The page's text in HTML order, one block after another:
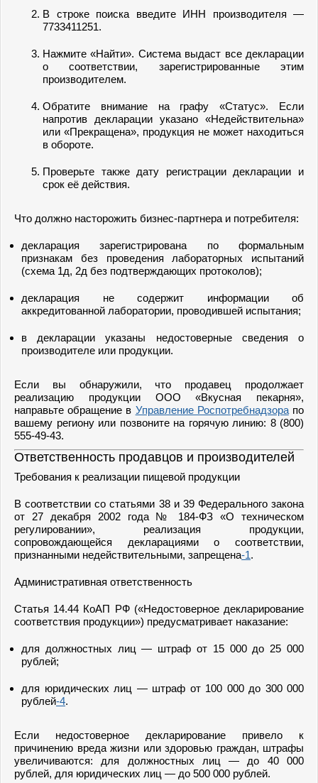
В строке поиска введите ИНН производителя —
7733411251.
Нажмите «Найти». Система выдаст все декларации
о соответствии, зарегистрированные этим
производителем.
Обратите внимание на графу «Статус». Если
напротив декларации указано «Недействительна»
или «Прекращена», продукция не может находиться
в обороте.
Проверьте также дату регистрации декларации и
срок её действия.
Что должно насторожить бизнес-партнера и потребителя:
декларация зарегистрирована по формальным
признакам без проведения лабораторных испытаний
(схема 1д, 2д без подтверждающих протоколов);
декларация не содержит информации об
аккредитованной лаборатории, проводившей испытания;
в декларации указаны недостоверные сведения о
производителе или продукции.
Если вы обнаружили, что продавец продолжает
реализацию продукции ООО «Вкусная пекарня»,
направьте обращение в Управление Роспотребнадзорапо
вашему региону или позвоните на горячую линию: 8 (800)
555-49-43.
Ответственность продавцов и производителей
Требования к реализации пищевой продукции
В соответствии со статьями 38 и 39 Федерального закона
от 27 декабря 2002 года № 184-ФЗ «О техническом
регулировании», реализация продукции,
сопровождающейся декларациями о соответствии,
признанными недействительными, запрещена-1.
Административная ответственность
Статья 14.44 КоАП РФ («Недостоверное декларирование
соответствия продукции») предусматривает наказание:
для должностных лиц — штраф от 15 000 до 25 000
рублей;
для юридических лиц — штраф от 100 000 до 300 000
рублей-4.
Если недостоверное декларирование привело к
причинению вреда жизни или здоровью граждан, штрафы
увеличиваются: для должностных лиц — до 40 000
рублей, для юридических лиц — до 500 000 рублей.